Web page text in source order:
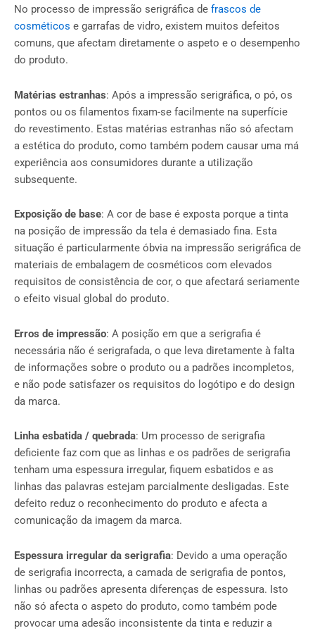
No processo de impressão serigráfica de frascos de
cosméticos e garrafas de vidro, existem muitos defeitos
comuns, que afectam diretamente o aspeto e o desempenho
do produto.
Matérias estranhas: Após a impressão serigráfica, o pó, os
pontos ou os filamentos fixam-se facilmente na superfície
do revestimento. Estas matérias estranhas não só afectam
a estética do produto, como também podem causar uma má
experiência aos consumidores durante a utilização
subsequente.
Exposição de base: A cor de base é exposta porque a tinta
na posição de impressão da tela é demasiado fina. Esta
situação é particularmente óbvia na impressão serigráfica de
materiais de embalagem de cosméticos com elevados
requisitos de consistência de cor, o que afectará seriamente
o efeito visual global do produto.
Erros de impressão: A posição em que a serigrafia é
necessária não é serigrafada, o que leva diretamente à falta
de informações sobre o produto ou a padrões incompletos,
e não pode satisfazer os requisitos do logótipo e do design
da marca.
Linha esbatida / quebrada: Um processo de serigrafia
deficiente faz com que as linhas e os padrões de serigrafia
tenham uma espessura irregular, fiquem esbatidos e as
linhas das palavras estejam parcialmente desligadas. Este
defeito reduz o reconhecimento do produto e afecta a
comunicação da imagem da marca.
Espessura irregular da serigrafia: Devido a uma operação
de serigrafia incorrecta, a camada de serigrafia de pontos,
linhas ou padrões apresenta diferenças de espessura. Isto
não só afecta o aspeto do produto, como também pode
provocar uma adesão inconsistente da tinta e reduzir a